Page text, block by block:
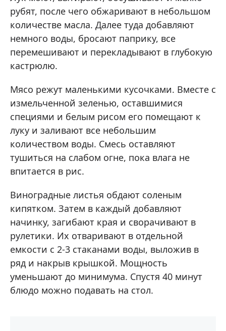
рубят, после чего обжаривают в небольшом
количестве масла. Далее туда добавляют
немного воды, бросают паприку, все
перемешивают и перекладывают в глубокую
кастрюлю.
Мясо режут маленькими кусочками. Вместе с
измельченной зеленью, оставшимися
специями и белым рисом его помещают к
луку и заливают все небольшим
количеством воды. Смесь оставляют
тушиться на слабом огне, пока влага не
впитается в рис.
Виноградные листья обдают соленым
кипятком. Затем в каждый добавляют
начинку, загибают края и сворачивают в
рулетики. Их отваривают в отдельной
емкости с 2-3 стаканами воды, выложив в
ряд и накрыв крышкой. Мощность
уменьшают до минимума. Спустя 40 минут
блюдо можно подавать на стол.